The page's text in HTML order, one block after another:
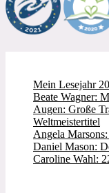
Mein Lesejahr
Beate Wagner:
Augen: Große
Weltmeistertitel
Angela
Daniel Mason:
Caroline Wahl: